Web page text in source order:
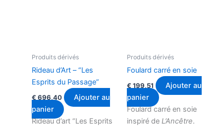
Produits dérivés
Rideau d’Art – “Les
Esprits du Passage”
€ 696,40
Ajouter au
panier
Rideau d’art “Les Esprits
Produits dérivés
Foulard carré en soie
€ 199,51
Ajouter au
panier
Foulard carré en soie
inspiré de L’Ancêtre.